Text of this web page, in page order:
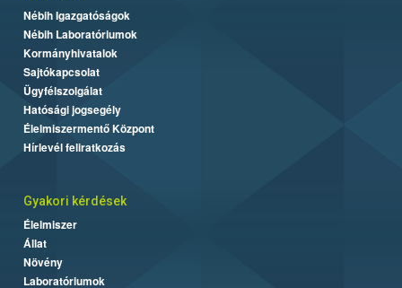
Nébih Igazgatóságok
Nébih Laboratóriumok
Kormányhivatalok
Sajtókapcsolat
Ügyfélszolgálat
Hatósági jogsegély
Élelmiszermentő Központ
Hírlevél feliratkozás
Gyakori kérdések
Élelmiszer
Állat
Növény
Laboratóriumok